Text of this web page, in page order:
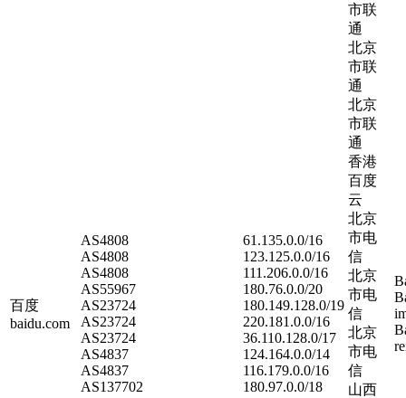
百度
baidu.com
AS4808
AS4808
AS4808
AS55967
AS23724
AS23724
AS23724
AS4837
AS4837
AS137702
61.135.0.0/16
123.125.0.0/16
111.206.0.0/16
180.76.0.0/20
180.149.128.0/19
220.181.0.0/16
36.110.128.0/17
124.164.0.0/14
116.179.0.0/16
180.97.0.0/18
市联
通
北京
市联
通
北京
市联
通
香港
百度
云
北京
市电
信
北京
市电
信
北京
市电
信
山西